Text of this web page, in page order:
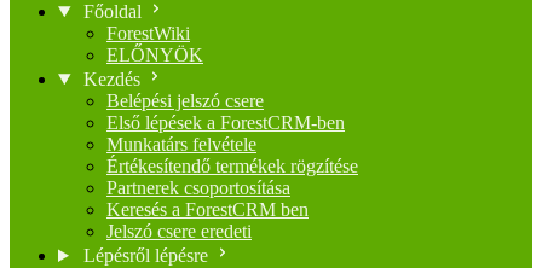
Főoldal
ForestWiki
ELŐNYÖK
Kezdés
Belépési jelszó csere
Első lépések a ForestCRM-ben
Munkatárs felvétele
Értékesítendő termékek rögzítése
Partnerek csoportosítása
Keresés a ForestCRM ben
Jelszó csere eredeti
Lépésről lépésre